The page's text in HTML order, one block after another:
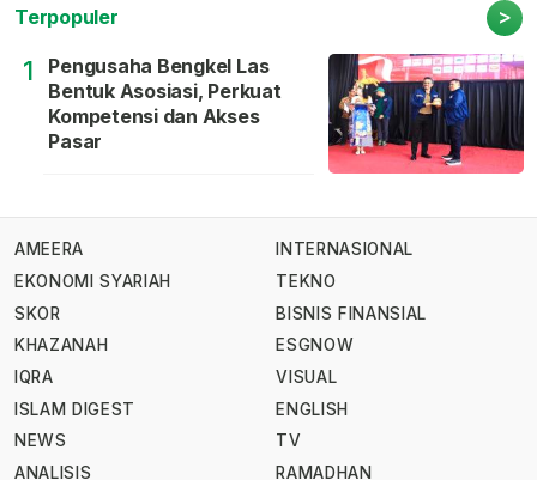
Terpopuler >
1
Pengusaha Bengkel Las
Bentuk Asosiasi, Perkuat
Kompetensi dan Akses
Pasar
AMEERA
EKONOMI SYARIAH
SKOR
KHAZANAH
IQRA
ISLAM DIGEST
NEWS
ANALISIS
INTERNASIONAL
TEKNO
BISNIS FINANSIAL
ESGNOW
VISUAL
ENGLISH
TV
RAMADHAN